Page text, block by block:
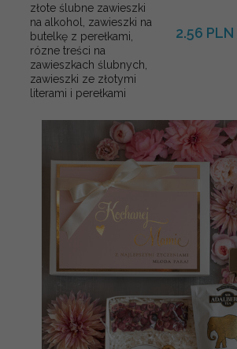
złote ślubne zawieszki
na alkohol, zawieszki na
butelkę z perełkami,
rózne treści na
zawieszkach ślubnych,
zawieszki ze złotymi
literami i perełkami
2.56 PLN